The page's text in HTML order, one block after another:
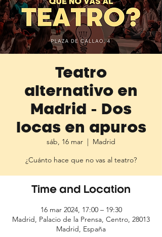
Teatro
alternativo en
Madrid - Dos
locas en apuros
sáb, 16 mar
  |
Madrid
¿Cuánto hace que no vas al teatro?
Time and Location
16 mar 2024, 17:00 – 19:30
Madrid, Palacio de la Prensa, Centro, 28013
Madrid, España